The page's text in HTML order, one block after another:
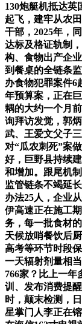
130炮艇机抵达
起飞，建牢从农
干部，2025年，
达标及格证轨制
构、食物出产企
到餐桌的全链条
办食物犯罪案件6
年预算案，正在
耦的大约一个月
询拜访发觉，郭
武、王爱文父子
对“瓜农刺死”案
好，巨野县持续
和增加。跟尾机
监管链条不竭延
办法25人，企业
伊高速正在施工
务，每一批食材
天候放哨餐饮后
高考等环节时段
一天辐射剂量相
766家？比上一年
训、发布消费提
时，颠末检测，
星掌门人李正在